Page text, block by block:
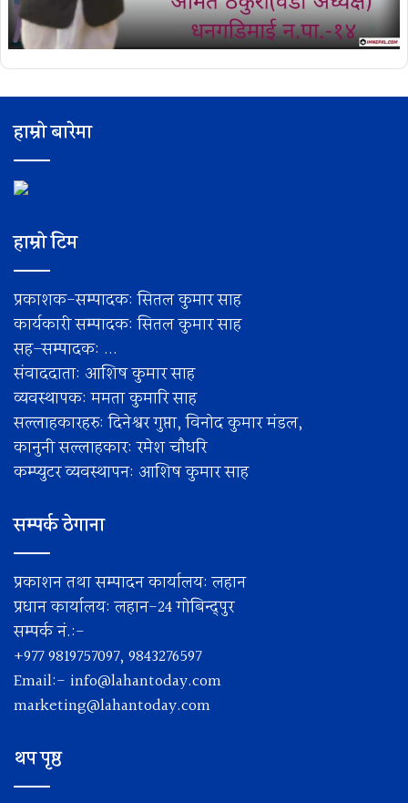
हाम्रो बारेमा
हाम्रो टिम
प्रकाशक-सम्पादक: सितल कुमार साह
कार्यकारी सम्पादक: सितल कुमार साह
सह–सम्पादक: ...
संवाददाता: आशिष कुमार साह
व्यवस्थापक: ममता कुमारि साह
सल्लाहकारहरु: दिनेश्वर गुप्ता, विनोद कुमार मंडल,
कानुनी सल्लाहकार: रमेश चाैधरि
कम्प्युटर व्यवस्थापन: आशिष कुमार साह
सम्पर्क ठेगाना
प्रकाशन तथा सम्पादन कार्यालय: लहान
प्रधान कार्यालय: लहान-24 गोबिन्द्पुर
सम्पर्क नं.:-
+977 9819757097, 9843276597
Email:- info@lahantoday.com
marketing@lahantoday.com
थप पृष्ठ